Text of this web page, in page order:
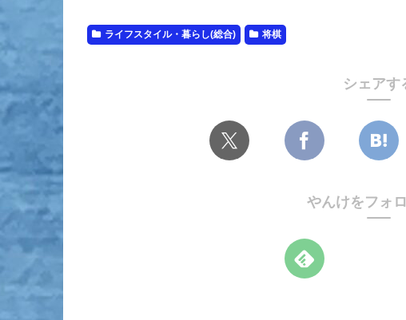
ライフスタイル・暮らし(総合) 将棋
シェアす
やんけをフォ